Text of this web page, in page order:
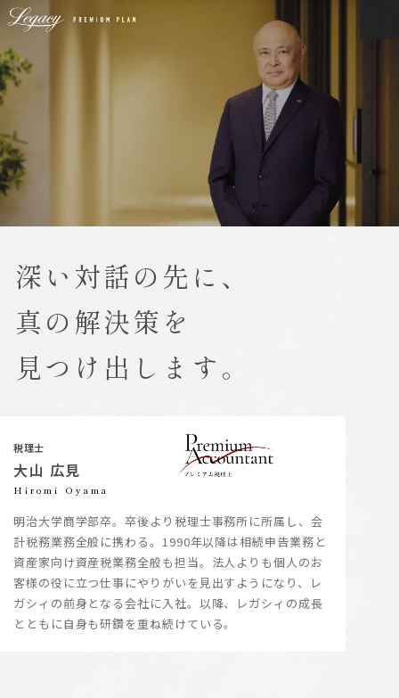
深い対話の先に、
真の解決策を
見つけ出します。
税理士
大山 広見
Hiromi Oyama
明治大学商学部卒。卒後より税理士事務所に所属し、会
計税務業務全般に携わる。1990年以降は相続申告業務と
資産家向け資産税業務全般も担当。法人よりも個人のお
客様の役に立つ仕事にやりがいを見出すようになり、レ
ガシィの前身となる会社に入社。以降、レガシィの成長
とともに自身も研鑽を重ね続けている。